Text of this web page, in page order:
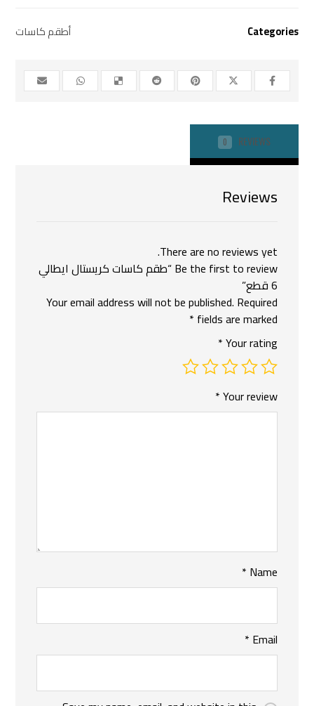
Categories أطقم كاسات
REVIEWS
0
Reviews
There are no reviews yet.
Be the first to review “طقم كاسات كريستال ايطالي
6 قطع”
Your email address will not be published. Required
fields are marked
*
Your rating
*
Your review
*
Name
*
Email
*